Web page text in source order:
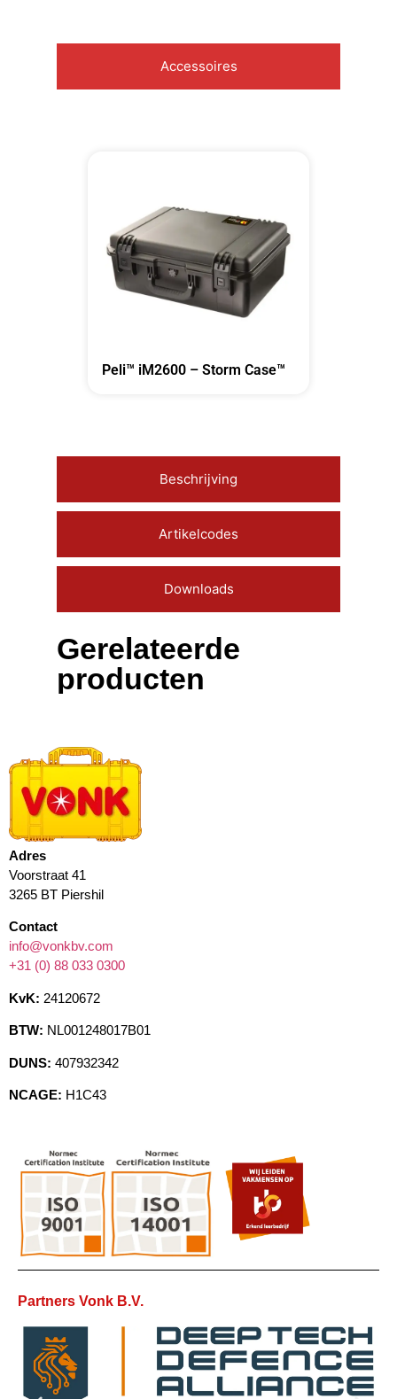
Accessoires
Beschrijving
Artikelcodes
Downloads
Peli™ iM2600 – Storm Case™
Gerelateerde
producten
Adres
Voorstraat 41
3265 BT Piershil
Contact
info@vonkbv.com
+31 (0) 88 033 0300
KvK: 24120672
BTW: NL001248017B01
DUNS: 407932342
NCAGE: H1C43
Partners Vonk B.V.